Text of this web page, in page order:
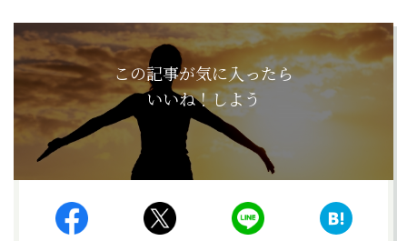
この記事が気に入ったら
いいね！しよう